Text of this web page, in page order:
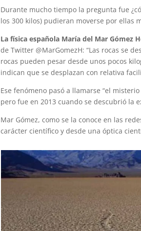
Durante mucho tiempo la pregunta fue
los 300 kilos) pudieran moverse por ellas
La física española María del Mar Gómez
de Twitter @MarGomezH: “Las rocas se
rocas pueden pesar desde unos pocos
indican que se desplazan con relativa
Ese fenómeno pasó a llamarse “el
pero fue en 2013 cuando se descubrió la
Mar Gómez, como se la conoce en las
carácter científico y desde una óptica